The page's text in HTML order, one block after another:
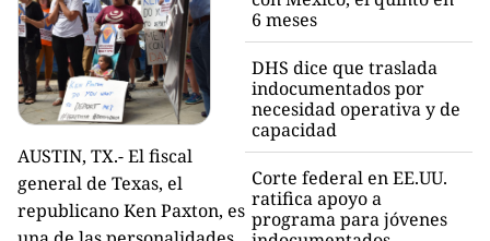
AUSTIN, TX.- El fiscal
general de Texas, el
republicano Ken Paxton, es
6 meses
DHS dice que traslada
indocumentados por
necesidad operativa y de
capacidad
Corte federal en EE.UU.
ratifica apoyo a
programa para jóvenes